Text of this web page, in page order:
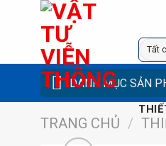
DANH MỤC SẢN
TRANG CHỦ /